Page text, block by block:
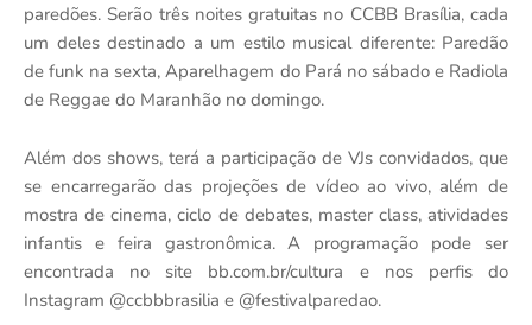
paredões. Serão três noites gratuitas no CCBB Brasília, cada
um deles destinado a um estilo musical diferente: Paredão
de funk na sexta, Aparelhagem do Pará no sábado e Radiola
de Reggae do Maranhão no domingo.
Além dos shows, terá a participação de VJs convidados, que
se encarregarão das projeções de vídeo ao vivo, além de
mostra de cinema, ciclo de debates, master class, atividades
infantis e feira gastronômica. A programação pode ser
encontrada no site bb.com.br/cultura e nos perfis do
Instagram @ccbbbrasilia e @festivalparedao.